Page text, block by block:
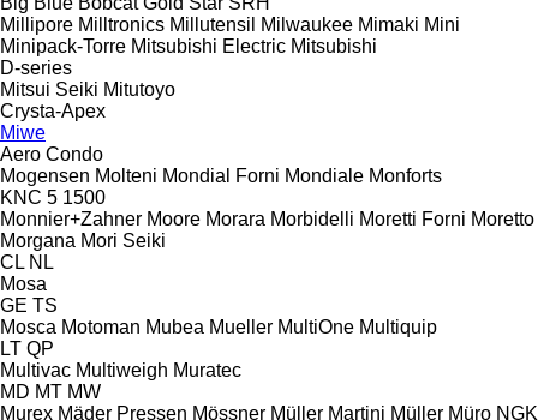
Millipore Milltronics Millutensil Milwaukee Mimaki Mini
Minipack-Torre Mitsubishi Electric Mitsubishi
D-series
Mitsui Seiki Mitutoyo
Crysta-Apex
Miwe
Aero Condo
Mogensen Molteni Mondial Forni Mondiale Monforts
KNC 5 1500
Monnier+Zahner Moore Morara Morbidelli Moretti Forni Moretto
Morgana Mori Seiki
CL NL
Mosa
GE TS
Mosca Motoman Mubea Mueller MultiOne Multiquip
LT QP
Multivac Multiweigh Muratec
MD MT MW
Murex Mäder Pressen Mössner Müller Martini Müller Müro NGK